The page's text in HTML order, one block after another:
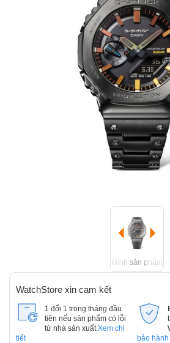
Hình sản phẩm
WatchStore xin cam kết
1 đổi 1 trong tháng đầu
tiên nếu sản phẩm có lỗi
từ nhà sản xuất. Xem chi
tiết
bảo hành